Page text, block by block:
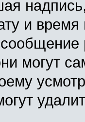
и
могут